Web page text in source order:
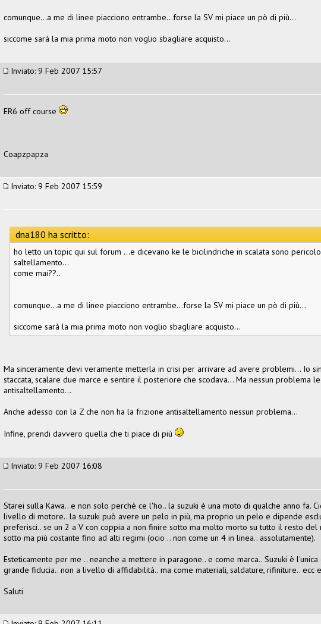
comunque...a me di linee piacciono entrambe...forse la SV mi piace un pò di più...
siccome sarà la mia prima moto non voglio sbagliare acquisto...
Inviato: 9 Feb 2007 15:57
ER6 off course
Coapzpapza
Inviato: 9 Feb 2007 15:59
dna180 ha scritto:
ho letto un topic qui sul forum ...e dicevano ke le bicilindriche in scalata sono
saltellamento...
come mai??..
comunque...a me di linee piacciono entrambe...forse la SV mi piace un pò di più...
siccome sarà la mia prima moto non voglio sbagliare acquisto...
Ma sinceramente devi veramente metterla in crisi per arrivare ad avere problemi... Io
staccata, scalare due marce e sentire il posteriore che scodava... Ma nessun problema
antisaltellamento...
Anche adesso con la Z che non ha la frizione antisaltellamento nessun problema...
Infine, prendi davvero quella che ti piace di più
Inviato: 9 Feb 2007 16:08
Starei sulla Kawa.. e non solo perchè ce l'ho.. la suzuki è una moto di qualche anno fa.
livello di motore.. la suzuki può avere un pelo in più, ma proprio un pelo e dipende
preferisci.. se un 2 a V con coppia a non finire sotto ma molto morto su tutto il resto
sotto ma più costante fino ad alti regimi (ocio .. non come un 4 in linea.. assolutamente).
Esteticamente per me .. neanche a mettere in paragone.. e come marca.. Suzuki è
grande fiducia.. non a livello di affidabilità.. ma come materiali, saldature, rifiniture.. ecc
Saluti